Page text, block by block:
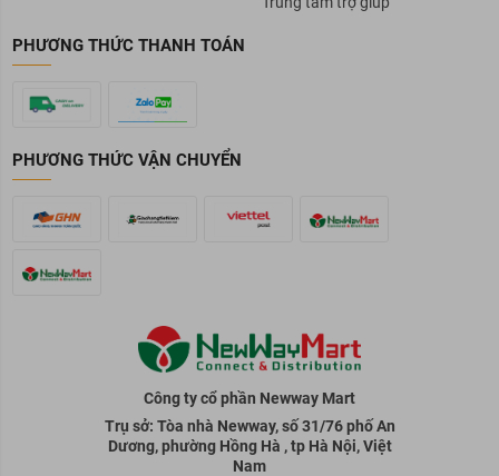
PHƯƠNG THỨC THANH TOÁN
PHƯƠNG THỨC VẬN CHUYỂN
Công ty cổ phần Newway Mart
Trụ sở: Tòa nhà Newway, số 31/76 phố An
Dương, phường Hồng Hà , tp Hà Nội, Việt
Nam